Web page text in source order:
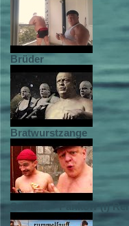
Brüder
Bratwurstzange
Salutare - Pankow (I)